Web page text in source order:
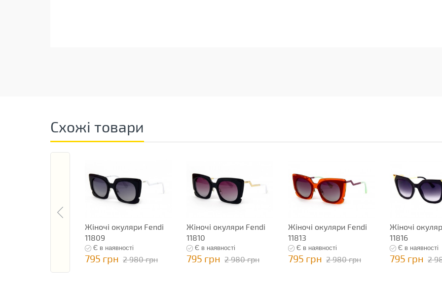
Схожі товари
Жіночі окуляри Fendi
11809
Є в наявності
795 грн 2 980 грн
Жіночі окуляри Fendi
11810
Є в наявності
795 грн 2 980 грн
Жіночі окуляри Fendi
11813
Є в наявності
795 грн 2 980 грн
Жіночі
11816
Є в наявності
795 грн 2